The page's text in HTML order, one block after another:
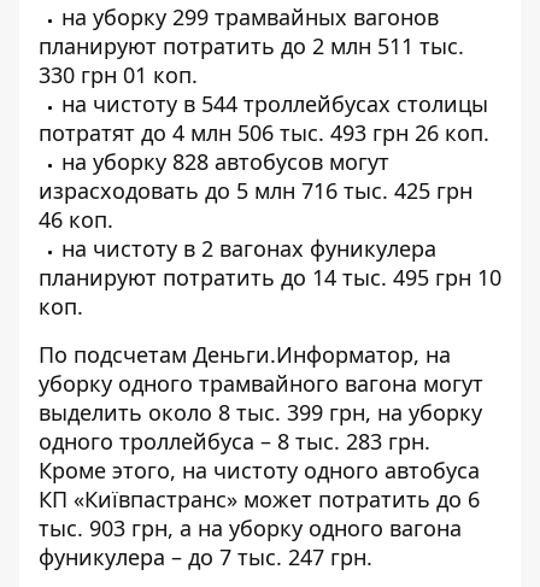
на уборку 299 трамвайных вагонов
планируют потратить до 2 млн 511 тыс.
330 грн 01 коп.
на чистоту в 544 троллейбусах столицы
потратят до 4 млн 506 тыс. 493 грн 26 коп.
на уборку 828 автобусов могут
израсходовать до 5 млн 716 тыс. 425 грн
46 коп.
на чистоту в 2 вагонах фуникулера
планируют потратить до 14 тыс. 495 грн 10
коп.
По подсчетам Деньги.Информатор, на
уборку одного трамвайного вагона могут
выделить около 8 тыс. 399 грн, на уборку
одного троллейбуса – 8 тыс. 283 грн.
Кроме этого, на чистоту одного автобуса
КП «Київпастранс» может потратить до 6
тыс. 903 грн, а на уборку одного вагона
фуникулера – до 7 тыс. 247 грн.